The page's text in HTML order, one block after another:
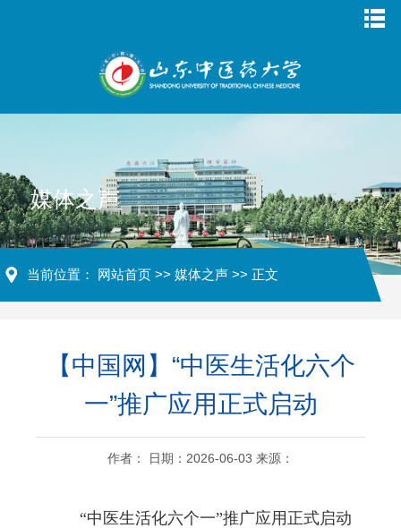
媒体之声
当前位置： 网站首页 >> 媒体之声 >> 正文
【中国网】“中医生活化六个
一”推广应用正式启动
作者： 日期：2026-06-03 来源：
“中医生活化六个一”推广应用正式启动